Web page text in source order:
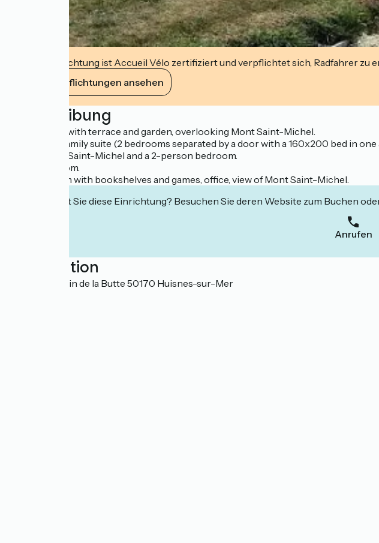
Diese Einrichtung ist Accueil Vélo zertifiziert und verpflichtet sich, Radfahrer zu
Ihre Verpflichtungen ansehen
Beschreibung
Guest house with terrace and garden, overlooking Mont Saint-Michel.
A 4-person family suite (2 bedrooms separated by a door with a 160x200 bed in
view of Mont Saint-Michel and a 2-person bedroom.
Breakfast room.
Reading room with bookshelves and games, office, view of Mont Saint-Michel.
Interessiert Sie diese Einrichtung? Besuchen Sie deren Website zum Buchen
Anrufen
Localisation
9 rue du Moulin de la Butte 50170 Huisnes-sur-Mer